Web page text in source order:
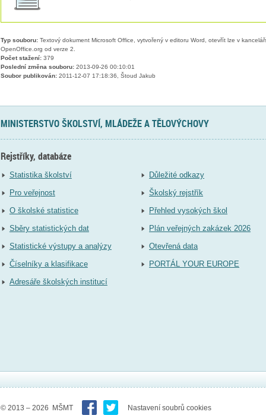
Typ souboru:Textový dokument Microsoft Office, vytvořený v editoru Word, otevřít lze v
OpenOffice.org od verze 2.
Počet stažení:379
Poslední změna souboru:2013-09-26 00:10:01
Soubor publikován:2011-12-07 17:18:36, Štoud Jakub
MINISTERSTVO ŠKOLSTVÍ, MLÁDEŽE A TĚLOVÝCHOVY
Rejstříky, databáze
Statistika školství
Pro veřejnost
O školské statistice
Sběry statistických dat
Statistické výstupy a analýzy
Číselníky a klasifikace
Adresáře školských institucí
Důležité odkazy
Školský rejstřík
Přehled vysokých škol
Plán veřejných zakázek 2026
Otevřená data
PORTÁL YOUR EUROPE
© 2013 – 2026 MŠMT Nastavení soubrů cookies